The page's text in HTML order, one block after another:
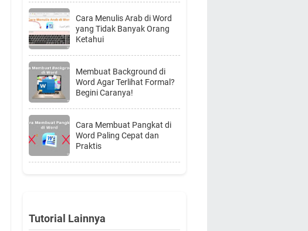
Cara Menulis Arab di Word
yang Tidak Banyak Orang
Ketahui
Membuat Background di
Word Agar Terlihat Formal?
Begini Caranya!
Cara Membuat Pangkat di
Word Paling Cepat dan
Praktis
Tutorial Lainnya